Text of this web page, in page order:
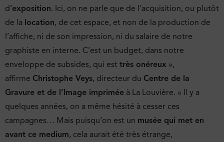
d’exposition. Ici, on ne parle que de l’acquisition, ou plutôt
de la location, de cet espace, et non de la production de
l’affiche, ni de son impression, ni du salaire de notre
graphiste en interne. C’est un budget, dans notre
enveloppe de subsides, qui est très onéreux »,
affirme Christophe Veys, directeur du Centre de la
Gravure et de l’Image imprimée à La Louvière. « Il y a
quelques années, on a même hésité à cesser ces
campagnes… Mais puisqu’on est un musée qui met en
avant ce medium, cela aurait été très étrange,